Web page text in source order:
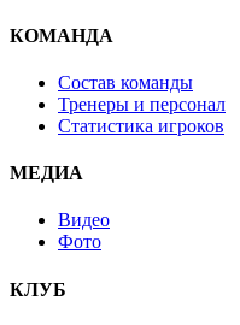
КОМАНДА
Состав команды
Тренеры и персонал
Статистика игроков
МЕДИА
Видео
Фото
КЛУБ